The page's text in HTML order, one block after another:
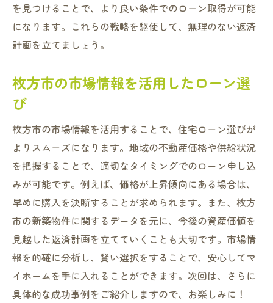
を見つけることで、より良い条件でのローン取得が可能
になります。これらの戦略を駆使して、無理のない返済
計画を立てましょう。
枚方市の市場情報を活用したローン選
び
枚方市の市場情報を活用することで、住宅ローン選びが
よりスムーズになります。地域の不動産価格や供給状況
を把握することで、適切なタイミングでのローン申し込
みが可能です。例えば、価格が上昇傾向にある場合は、
早めに購入を決断することが求められます。また、枚方
市の新築物件に関するデータを元に、今後の資産価値を
見越した返済計画を立てていくことも大切です。市場情
報を的確に分析し、賢い選択をすることで、安心してマ
イホームを手に入れることができます。次回は、さらに
具体的な成功事例をご紹介しますので、お楽しみに！